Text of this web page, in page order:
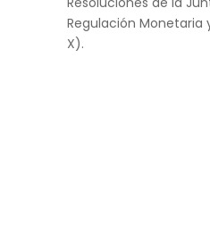
Regulación Monetaria
X).